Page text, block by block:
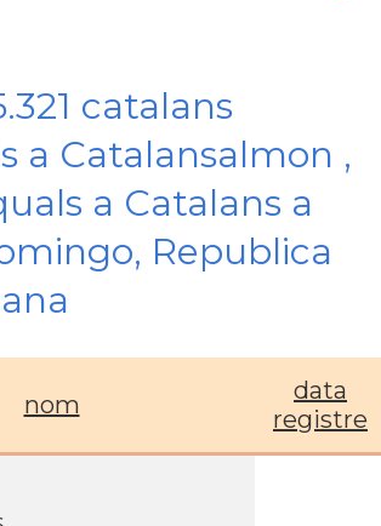
catalans
a Catalansalmon ,
a Catalans a
Republica
nom
data
registre